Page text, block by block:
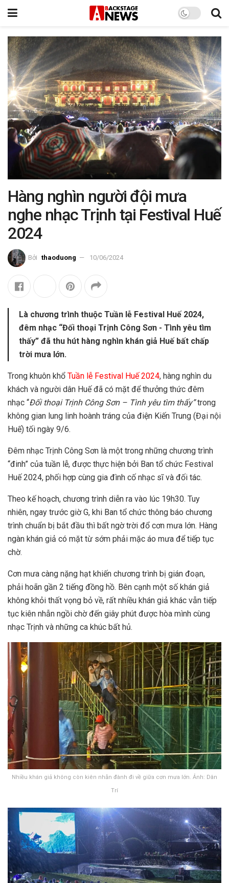
Hàng nghìn người đội mưa
nghe nhạc Trịnh tại Festival Huế
2024
Bởi thaoduong 10/06/2024
Là chương trình thuộc Tuần lễ Festival Huế 2024,
đêm nhạc “Đối thoại Trịnh Công Sơn - Tình yêu tìm
thấy” đã thu hút hàng nghìn khán giả Huế bất chấp
trời mưa lớn.
Trong khuôn khổ Tuần lễ Festival Huế 2024, hàng nghìn du
khách và người dân Huế đã có mặt để thưởng thức đêm
nhạc “Đối thoại Trịnh Công Sơn – Tình yêu tìm thấy”trong
không gian lung linh hoành tráng của điện Kiến Trung (Đại nội
Huế) tối ngày 9/6.
Đêm nhạc Trịnh Công Sơn là một trong những chương trình
“đinh” của tuần lễ, được thực hiện bởi Ban tổ chức Festival
Huế 2024, phối hợp cùng gia đình cố nhạc sĩ và đối tác.
Theo kế hoạch, chương trình diễn ra vào lúc 19h30. Tuy
nhiên, ngay trước giờ G, khi Ban tổ chức thông báo chương
trình chuẩn bị bắt đầu thì bất ngờ trời đổ cơn mưa lớn. Hàng
ngàn khán giả có mặt từ sớm phải mặc áo mưa để tiếp tục
chờ.
Cơn mưa càng nặng hạt khiến chương trình bị gián đoạn,
phải hoãn gần 2 tiếng đồng hồ. Bên cạnh một số khán giả
không khỏi thất vọng bỏ về, rất nhiều khán giả khác vẫn tiếp
tục kiên nhẫn ngồi chờ đến giây phút được hòa mình cùng
nhạc Trịnh và những ca khúc bất hủ.
Nhiều khán giả không còn kiên nhẫn đành đi về giữa cơn mưa lớn. Ảnh: Dân
Trí